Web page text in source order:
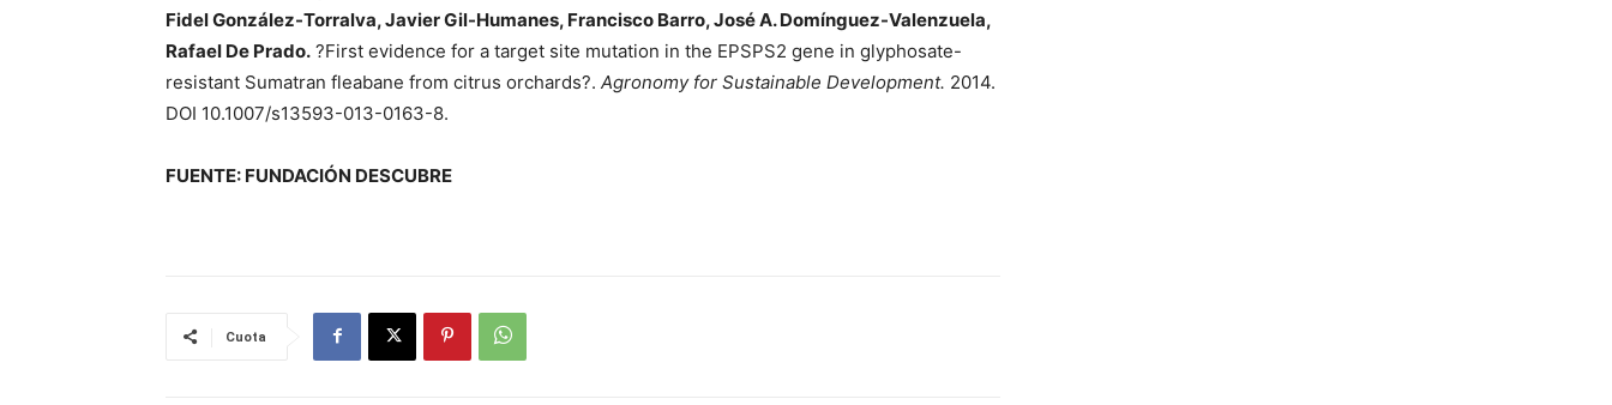
Fidel González-Torralva, Javier Gil-Humanes, Francisco Barro, José A. Domínguez-Valenzuela,
Rafael De Prado. ?First evidence for a target site mutation in the EPSPS2 gene in glyphosate-
resistant Sumatran fleabane from citrus orchards?. Agronomy for Sustainable Development. 2014.
DOI 10.1007/s13593-013-0163-8.
FUENTE: FUNDACIÓN DESCUBRE
Cuota